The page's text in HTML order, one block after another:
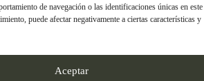
de navegación o las identificaciones únicas en
puede afectar negativamente a ciertas características y
Aceptar